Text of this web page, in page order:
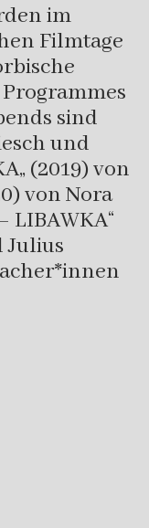
im
Filmtage
sind
und
(2019) von
von Nora
LIBAWKA“
Julius